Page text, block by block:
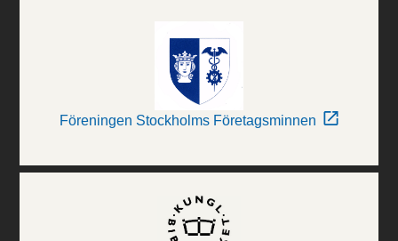
Föreningen Stockholms Företagsminnen